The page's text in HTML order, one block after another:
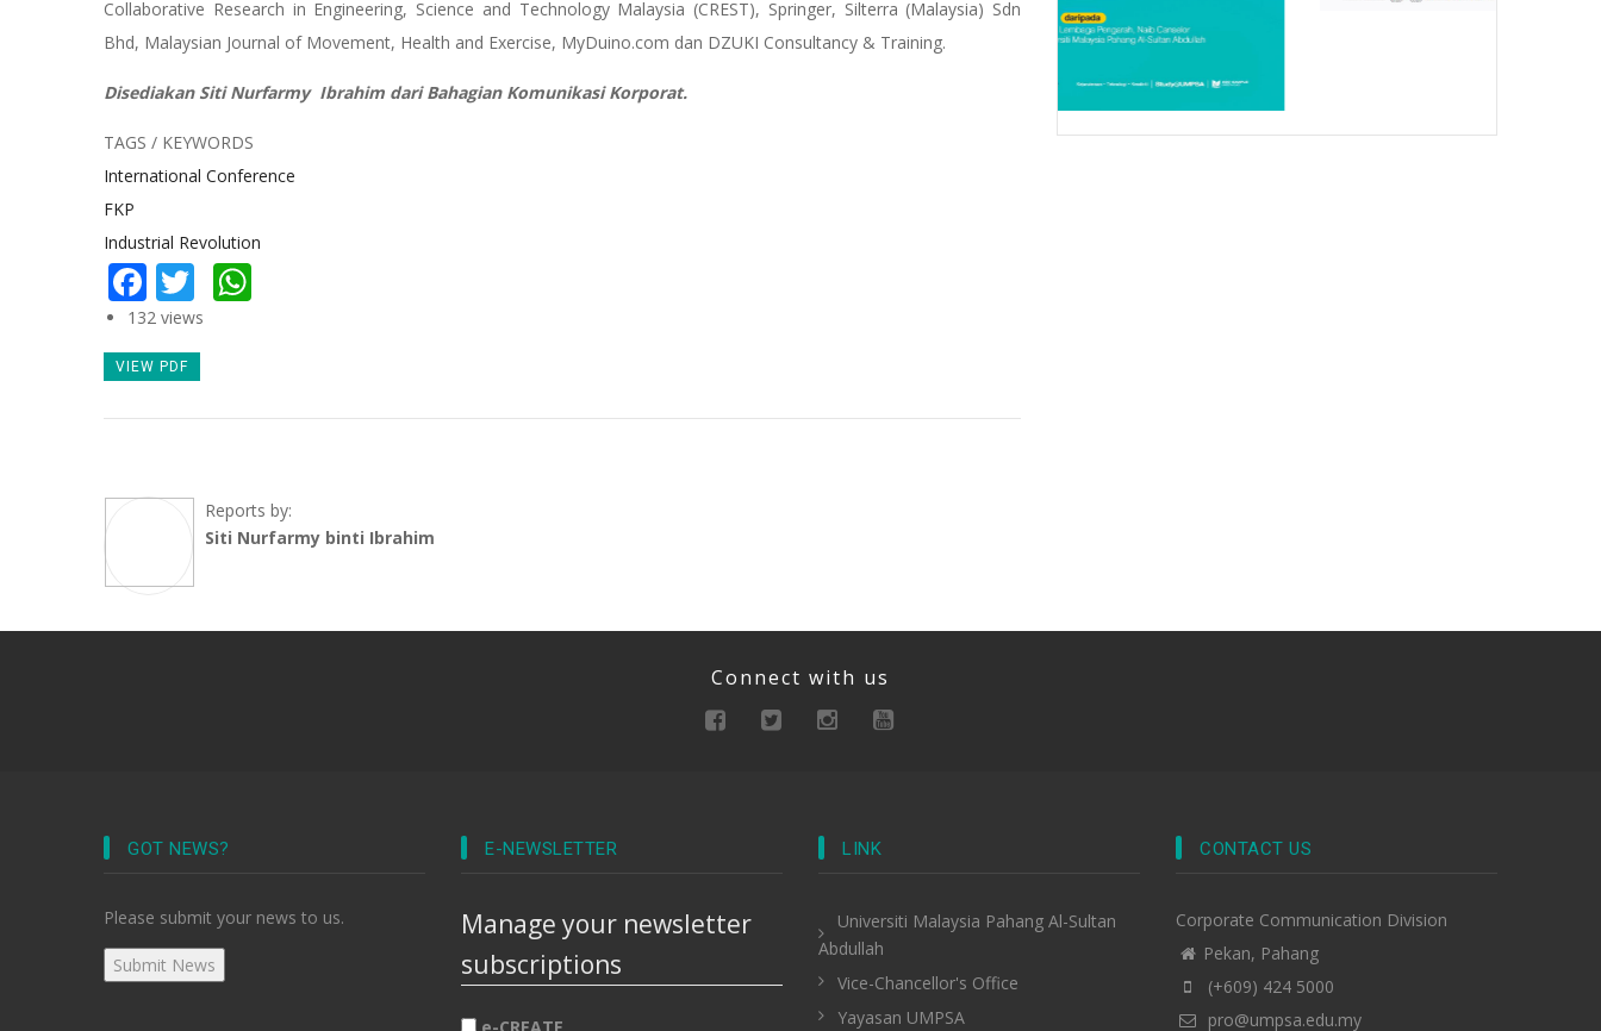
Collaborative Research in Engineering, Science and Technology Malaysia (CREST), Springer, Silterra (Malaysia) Sdn
Bhd, Malaysian Journal of Movement, Health and Exercise, MyDuino.com dan DZUKI Consultancy & Training.
Disediakan Siti Nurfarmy Ibrahim dari Bahagian Komunikasi Korporat.
TAGS / KEYWORDS
International Conference
FKP
Industrial Revolution
Facebook
Twitter
132 views
VIEW PDF
Reports by:
Siti Nurfarmy binti Ibrahim
Connect with us
GOT NEWS?
Please submit your news to us.
E-NEWSLETTER
Manage your newsletter
subscriptions
LINK
Universiti Malaysia Pahang Al-Sultan
Abdullah
Vice-Chancellor's Office
Yayasan UMPSA
CONTACT US
Corporate Communication Division
Pekan, Pahang
(+609) 424 5000
pro@umpsa.edu.my